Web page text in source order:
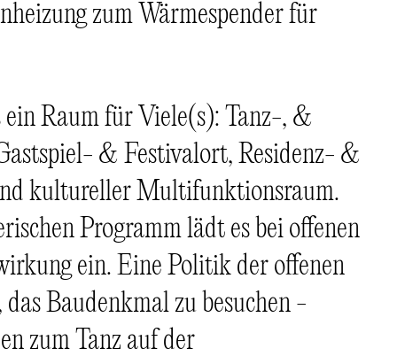
zum Wärmespender für
ein Raum für Viele(s): Tanz-, &
& Festivalort, Residenz- &
kultureller Multifunktionsraum.
Programm lädt es bei offenen
ein. Eine Politik der offenen
Baudenkmal zu besuchen -
zum Tanz auf der